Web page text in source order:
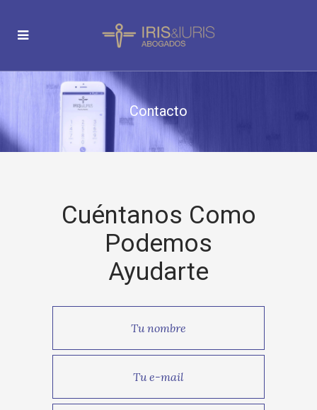
Contacto
Cuéntanos Como
Podemos
Ayudarte